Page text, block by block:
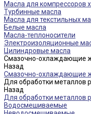
Масла для компрессоров
Турбинные масла
Масла для текстильных
Белые масла
Масла-теплоносители
Электроизоляционные
Цилиндровые масла
Смазочно-охлаждающие
Назад
Смазочно-охлаждающие
Для обработки металлов
Назад
Для обработки металлов
Водосмешиваемые